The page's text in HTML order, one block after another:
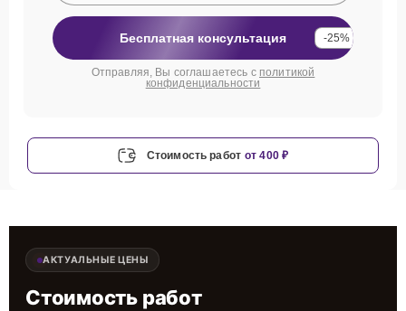
Бесплатная консультация -25%
Отправляя, Вы соглашаетесь с политикой
конфиденциальности
Стоимость работ от 400 ₽
АКТУАЛЬНЫЕ ЦЕНЫ
Стоимость работ